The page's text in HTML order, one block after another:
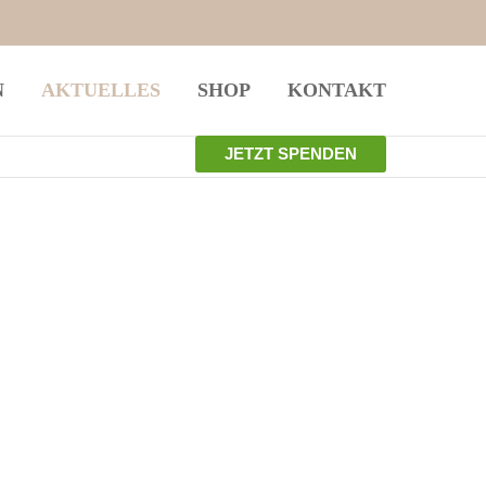
leider nicht.
AKTUELLES SHOP KONTAKT
JETZT SPENDEN